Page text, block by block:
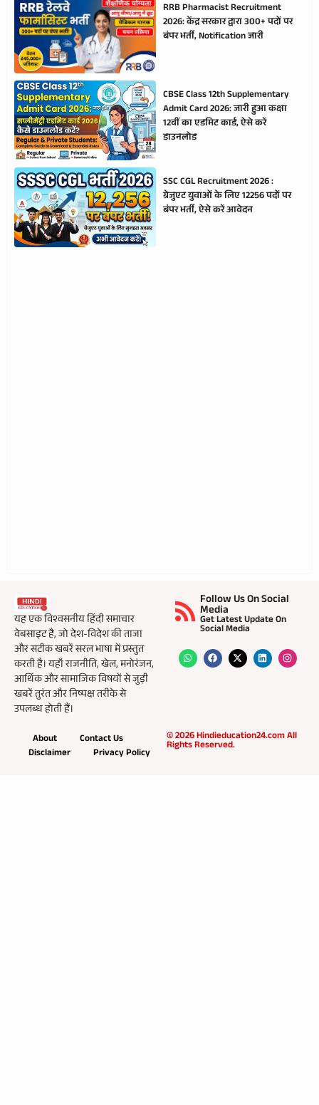
RRB Pharmacist Recruitment
2026: केंद्र सरकार द्वारा 300+ पदों पर
बंपर भर्ती, Notification जारी
CBSE Class 12th Supplementary
Admit Card 2026: जारी हुआ कक्षा
12वीं का एडमिट कार्ड, ऐसे करें
डाउनलोड
SSC CGL Recruitment 2026 :
ग्रेजुएट युवाओं के लिए 12256 पदों पर
बंपर भर्ती, ऐसे करें आवेदन
यह एक विश्वसनीय हिंदी समाचार
वेबसाइट है, जो देश-विदेश की ताजा
और सटीक खबरें सरल भाषा में प्रस्तुत
करती है। यहाँ राजनीति, खेल, मनोरंजन,
आर्थिक और सामाजिक विषयों से जुड़ी
खबरें तुरंत और निष्पक्ष तरीके से
उपलब्ध होती हैं।
Follow Us On Social
Media
Get Latest Update On
Social Media
About
Contact Us
Disclaimer
Privacy Policy
© 2026 Hindieducation24.com All
Rights Reserved.